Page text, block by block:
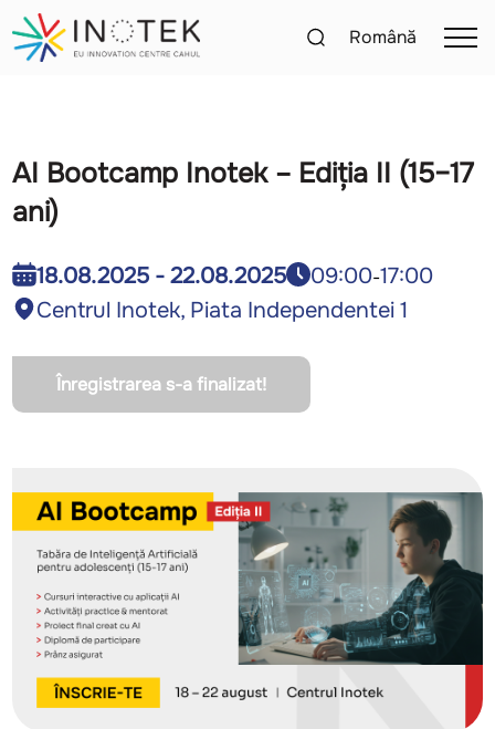
Română
AI Bootcamp Inotek – Ediția II (15–17
ani)
18.08.2025 - 22.08.2025 09:00-17:00
Centrul Inotek, Piata Independentei 1
Înregistrarea s-a finalizat!